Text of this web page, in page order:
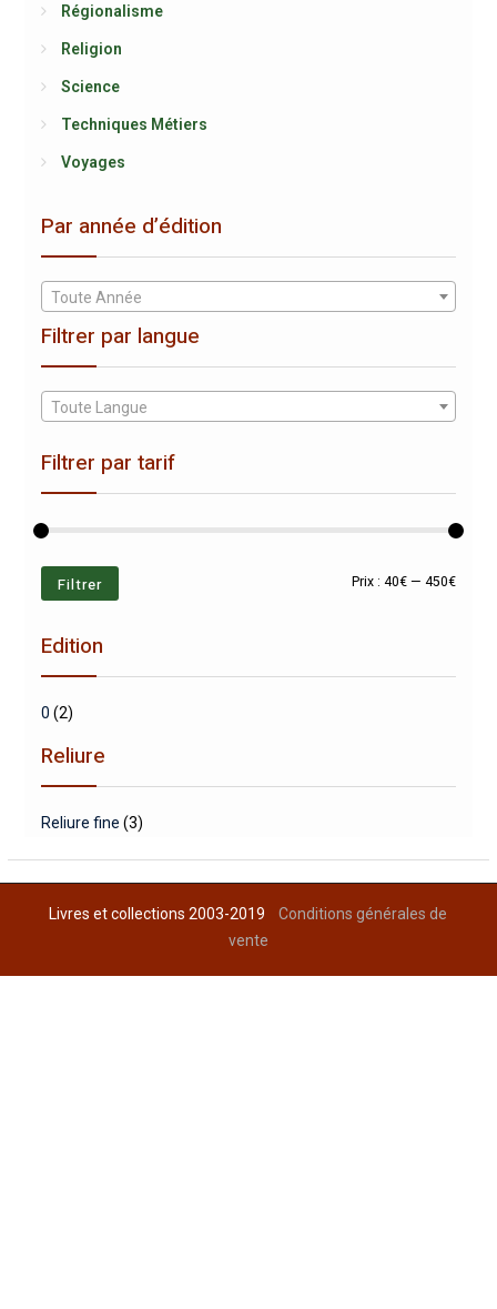
Régionalisme
Religion
Science
Techniques Métiers
Voyages
Par année d’édition
Toute Année
Filtrer par langue
Toute Langue
Filtrer par tarif
Prix
Prix
Filtrer Prix :40€ —450€
Edition
0 (2)
Reliure
Reliure fine (3)
Livres et collections 2003-2019Conditions générales de
vente